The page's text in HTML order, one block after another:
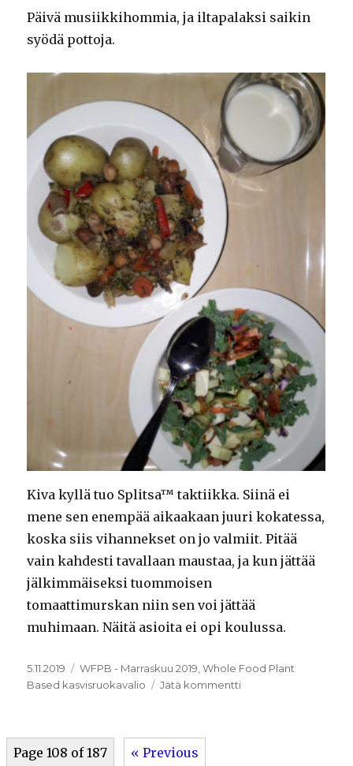
Päivä musiikkihommia, ja iltapalaksi saikin
syödä pottoja.
Kiva kyllä tuo Splitsa™ taktiikka. Siinä ei
mene sen enempää aikaakaan juuri kokatessa,
koska siis vihannekset on jo valmiit. Pitää
vain kahdesti tavallaan maustaa, ja kun jättää
jälkimmäiseksi tuommoisen
tomaattimurskan niin sen voi jättää
muhimaan. Näitä asioita ei opi koulussa.
Julkaistu
5.11.2019 Kategoriat
WFPB - Marraskuu 2019 ,Whole Food Plant
Based kasvisruokavalio
Jätä kommenttiartikkeliin
Page 108 of 187 « Previous